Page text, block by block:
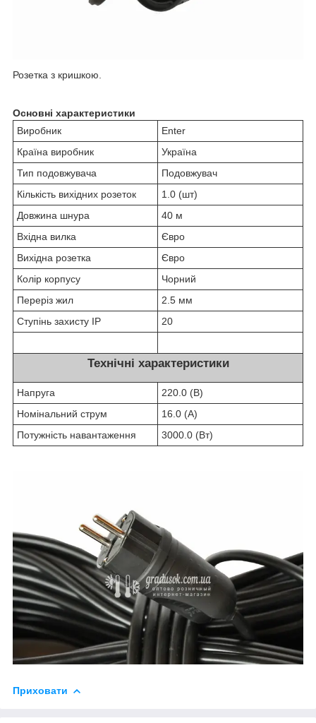
Розетка з кришкою.
Основні характеристики
Виробник
Enter
Країна виробник
Україна
Тип подовжувача
Подовжувач
Кількість вихідних розеток
1.0 (шт)
Довжина шнура
40 м
Вхідна вилка
Євро
Вихідна розетка
Євро
Колір корпусу
Чорний
Переріз жил
2.5 мм
Ступінь захисту IP
20
Технічні характеристики
Напруга
220.0 (В)
Номінальний струм
16.0 (А)
Потужність навантаження
3000.0 (Вт)
Приховати